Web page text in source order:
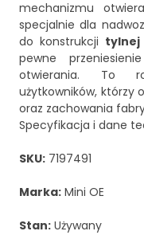
mechanizmu
specjalnie dla
do konstrukcji tylnej
pewne
otwierania. To
użytkowników, którzy
oraz zachowania
Specyfikacja i dane
SKU: 7197491
Marka: Mini OE
Stan: Używany